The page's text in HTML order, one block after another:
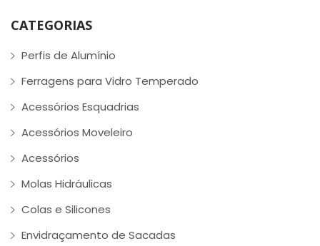
CATEGORIAS
Perfis de Alumínio
Ferragens para Vidro Temperado
Acessórios Esquadrias
Acessórios Moveleiro
Acessórios
Molas Hidráulicas
Colas e Silicones
Envidraçamento de Sacadas